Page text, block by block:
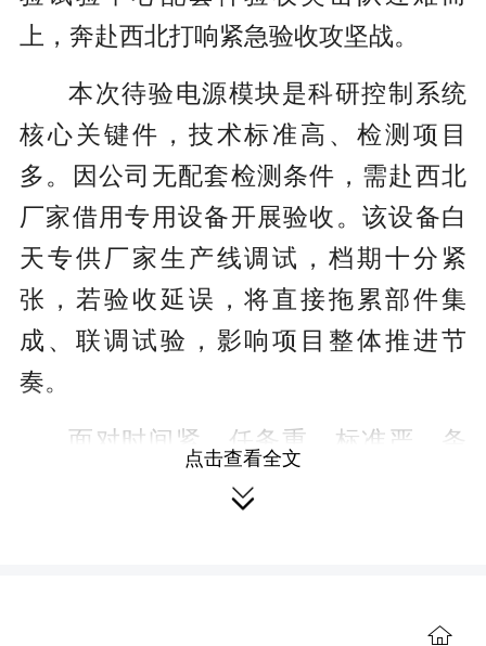
上，奔赴西北打响紧急验收攻坚战。
本次待验电源模块是科研控制系统
核心关键件，技术标准高、检测项目
多。因公司无配套检测条件，需赴西北
厂家借用专用设备开展验收。该设备白
天专供厂家生产线调试，档期十分紧
张，若验收延误，将直接拖累部件集
成、联调试验，影响项目整体推进节
奏。
面对时间紧、任务重、标准严、条
件特殊的严峻形势，检验试验中心第一
点击查看全文
